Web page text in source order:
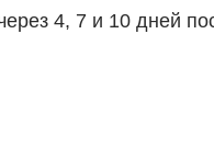
4, 7 и 10 дней